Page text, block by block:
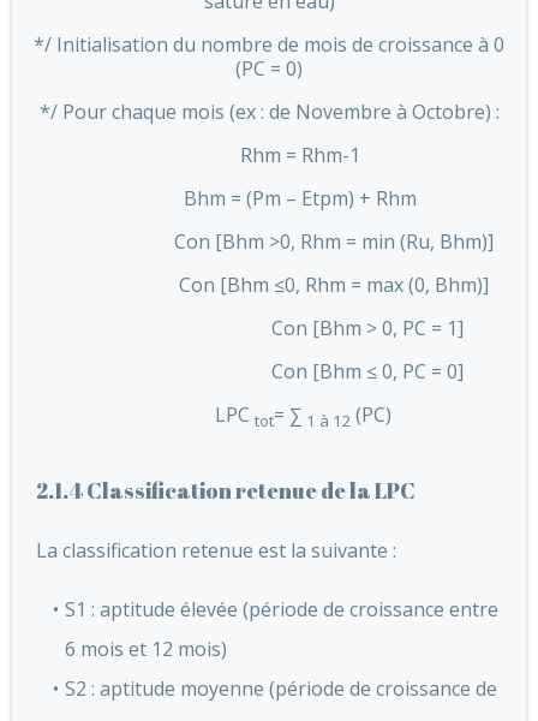
*/ Initialisation du nombre de mois de croissance à 0
(PC = 0)
*/ Pour chaque mois (ex : de Novembre à Octobre) :
Rhm = Rhm-1
Bhm = (Pm – Etpm) + Rhm
Con [Bhm >0, Rhm = min (Ru, Bhm)]
Con [Bhm ≤0, Rhm = max (0, Bhm)]
Con [Bhm > 0, PC = 1]
Con [Bhm ≤ 0, PC = 0]
LPC tot= ∑ 1 à 12 (PC)
2.1.4 Classification retenue de la LPC
La classification retenue est la suivante :
S1 : aptitude élevée (période de croissance entre
6 mois et 12 mois)
S2 : aptitude moyenne (période de croissance de